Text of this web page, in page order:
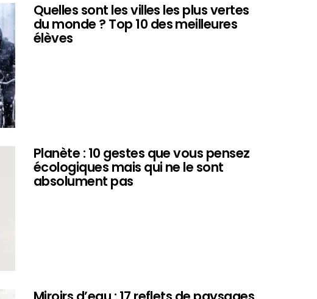
Quelles sont les villes les plus vertes
du monde ? Top 10 des meilleures
élèves
Planète : 10 gestes que vous pensez
écologiques mais qui ne le sont
absolument pas